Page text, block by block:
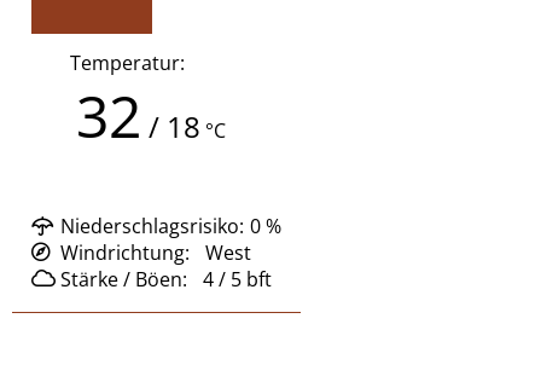
Temperatur:
32 / 18 °C
Niederschlagsrisiko: 0%
Stärke / Böen:
4 / 5 bft
Windrichtung: West